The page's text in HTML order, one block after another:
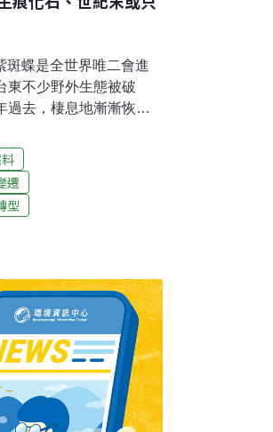
斑蝶是全世界唯二會進
東不少野外生態被破
過去，棲息地漸漸恢
，因為茂密山林被大
聚集。（華視新聞報
因現在外縣市不再代燒
過，蓋好16年卻備而
進度超過九成，預定
助金，安撫民眾。（公
遷
型